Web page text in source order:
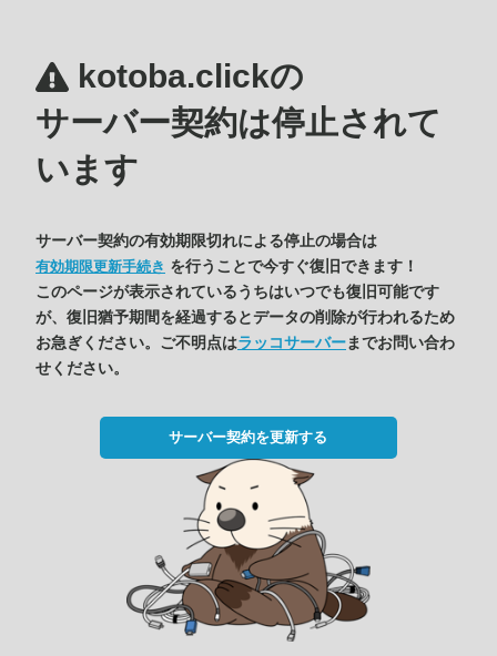
kotoba.clickの
サーバー契約は停止されて
います
サーバー契約の有効期限切れによる停止の場合は
有効期限更新手続き を行うことで今すぐ復旧できます！
このページが表示されているうちはいつでも復旧可能です
が、復旧猶予期間を経過するとデータの削除が行われるため
お急ぎください。ご不明点はラッコサーバーまでお問い合わ
せください。
サーバー契約を更新する